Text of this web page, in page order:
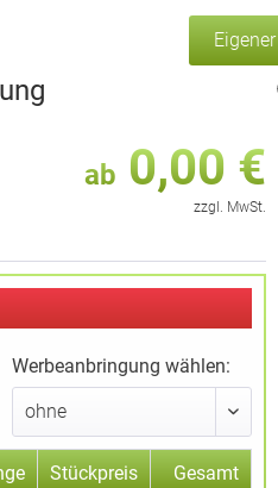
ab 0,00 €
zzgl. MwSt.
Werbeanbringung wählen:
Stückpreis Gesamt